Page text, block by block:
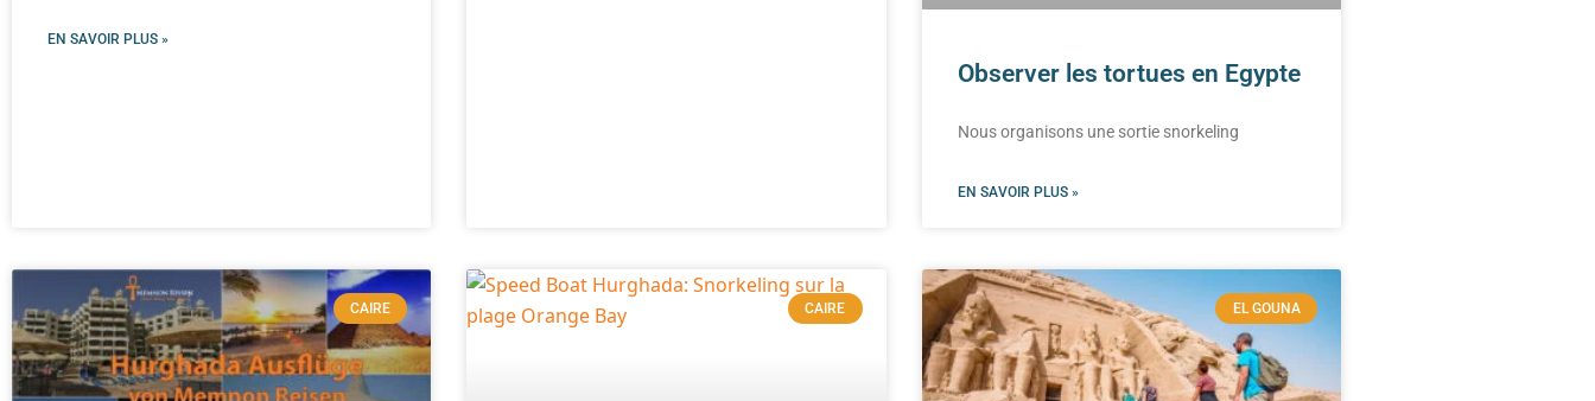
EN SAVOIR PLUS »
Observer les tortues en Egypte
Nous organisons une sortie snorkeling
EN SAVOIR PLUS »
CAIRE CAIRE EL GOUNA